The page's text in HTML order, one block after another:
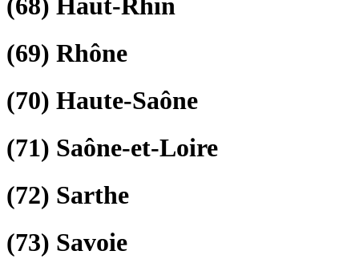
(69) Rhône
(70) Haute-Saône
(71) Saône-et-Loire
(72) Sarthe
(73) Savoie